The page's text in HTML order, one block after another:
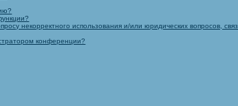
некорректного использования и/или юридических вопросов,
конференции?